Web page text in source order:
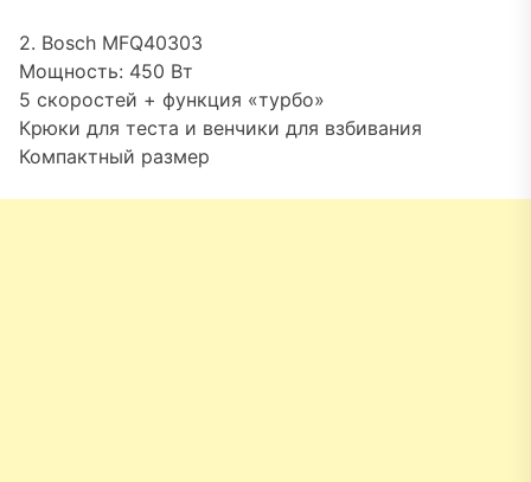
2. Bosch MFQ40303
Мощность: 450 Вт
5 скоростей + функция «турбо»
Крюки для теста и венчики для взбивания
Компактный размер